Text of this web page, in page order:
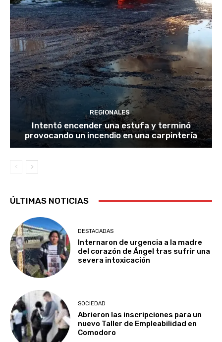
REGIONALES
Intentó encender una estufa y terminó
provocando un incendio en una carpintería
ÚLTIMAS NOTICIAS
DESTACADAS
Internaron de urgencia a la madre
del corazón de Ángel tras sufrir una
severa intoxicación
SOCIEDAD
Abrieron las inscripciones para un
nuevo Taller de Empleabilidad en
Comodoro